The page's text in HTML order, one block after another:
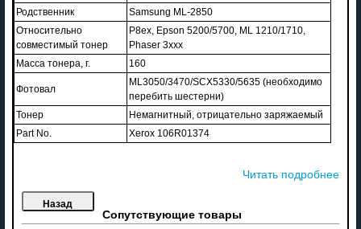
Родственник
Samsung ML-2850
Относительно
совместимый тонер
P8ex, Epson 5200/5700, ML 1210/1710,
Phaser 3xxx
Масса тонера, г.
160
Фотовал
ML3050/3470/SCX5330/5635 (необходимо
перебить шестерни)
Тонер
Немагнитный, отрицательно заряжаемый
Part No.
Xerox 106R01374
Читать подробнее
Сопутствующие товары